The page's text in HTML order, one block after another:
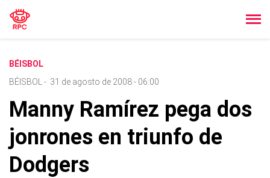
BÉISBOL
BÉISBOL
- 31 de agosto de 2008 - 06:00
Manny Ramí­rez pega dos
jonrones en triunfo de
Dodgers